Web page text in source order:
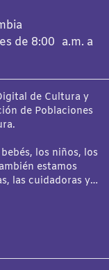
de 8:00 a.m. a
de Cultura y
de Poblaciones
los niños, los
estamos
las cuidadoras y…